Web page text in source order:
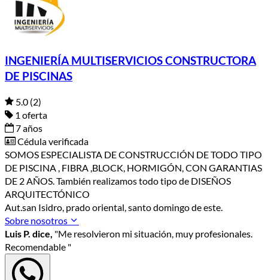
INGENIERÍA MULTISERVICIOS CONSTRUCTORA
DE PISCINAS
5.0 (2)
1 oferta
7 años
Cédula verificada
SOMOS ESPECIALISTA DE CONSTRUCCIÓN DE TODO TIPO
DE PISCINA , FIBRA ,BLOCK, HORMIGÓN, CON GARANTIAS
DE 2 AÑOS. También realizamos todo tipo de DISEÑOS
ARQUITECTÓNICO
Aut.san Isidro, prado oriental, santo domingo de este.
Sobre nosotros
Luis P. dice, "Me resolvieron mi situación, muy profesionales.
Recomendable "